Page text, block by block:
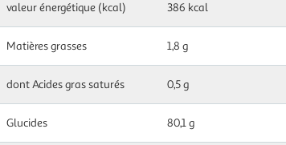
g|ml
valeur énergétique (kcal) 386 kcal
Matières grasses 1,8 g
dont Acides gras saturés 0,5 g
Glucides 80,1 g